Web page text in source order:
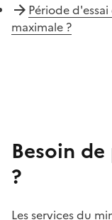
Période
maximale ?
Besoin
?
Les services du